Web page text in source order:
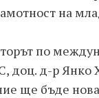
на
по
доц. д-р Янко
ще бъде